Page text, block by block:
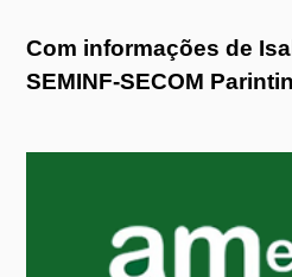
Com informações de
SEMINF-SECOM